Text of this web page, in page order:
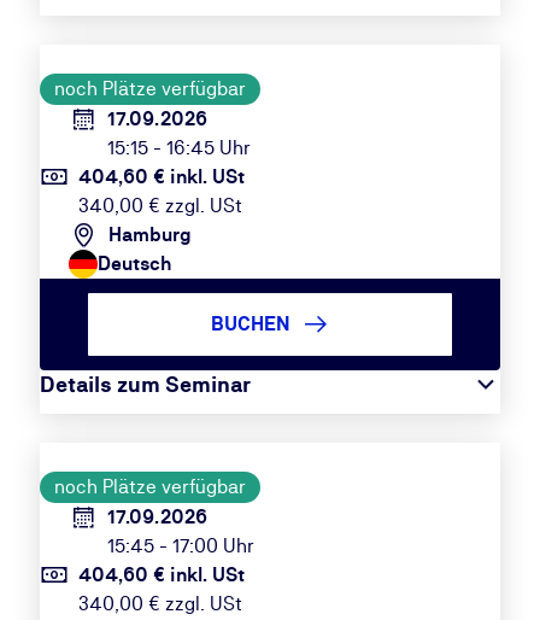
noch Plätze verfügbar
17.09.2026
15:15 - 16:45 Uhr
404,60 € inkl. USt
340,00 € zzgl. USt
Hamburg
Deutsch
Details zum Seminar
BUCHEN
noch Plätze verfügbar
17.09.2026
15:45 - 17:00 Uhr
404,60 € inkl. USt
340,00 € zzgl. USt